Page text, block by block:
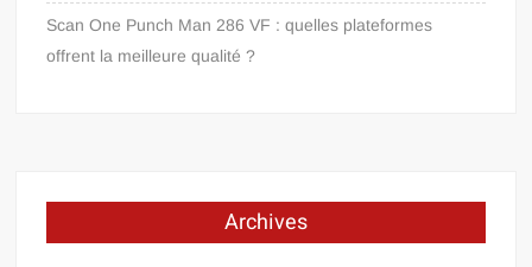
Scan One Punch Man 286 VF : quelles plateformes
offrent la meilleure qualité ?
Archives